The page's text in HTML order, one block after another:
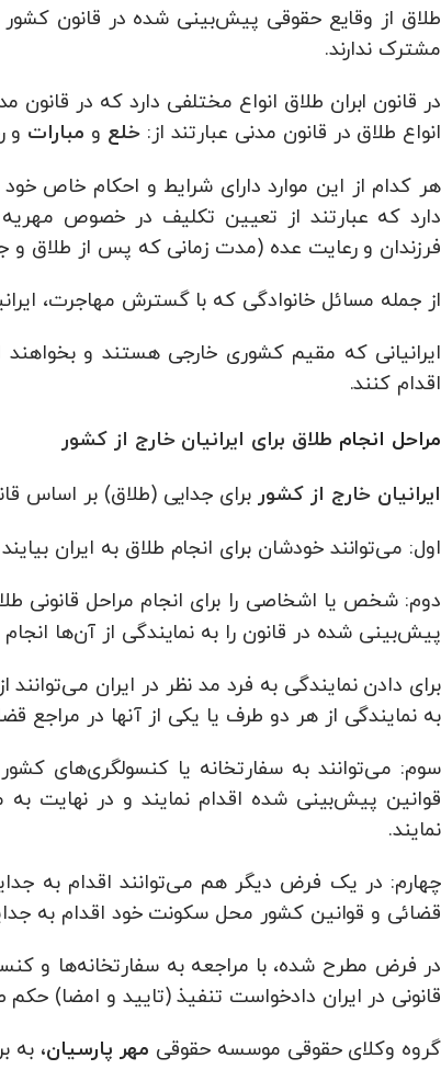
طلاق از وقایع حقوقی پیش‌بینی شده در قانون
مشترک ندارند.
در قانون ابران طلاق انواع مختلفی دارد که در
انواع طلاق در قانون مدنی عبارتند از:خلع و مبارات و
هر کدام از این موارد دارای شرایط و احکام خاص
دارد که عبارتند از تعیین تکلیف در خصوص
فرزندان و رعایت عده (مدت زمانی که پس از طلاق و
از جمله مسائل خانوادگی که با گسترش مهاجرت،
ایرانیانی که مقیم کشوری خارجی هستند و
اقدام کنند.
مراحل انجام طلاق برای ایرانیان خارج از کشور
ایرانیان خارج از کشور برای جدایی (طلاق) بر اساس
اول: می‌توانند خودشان برای انجام طلاق به ایران
دوم: شخص یا اشخاصی را برای انجام مراحل قانونی
پیش‌بینی شده در قانون را به نمایندگی از آن‌ها
برای دادن نمایندگی به فرد مد نظر در ایران
به نمایندگی از هر دو طرف یا یکی از آنها در مراجع
سوم: می‌توانند به سفارتخانه یا کنسولگری‌های
قوانین پیش‌بینی شده اقدام نمایند و در نهایت
نمایند.
چهارم: در یک فرض دیگر هم می‌توانند اقدام به
قضائی و قوانین کشور محل سکونت خود اقدام به
در فرض مطرح شده، با مراجعه به سفارتخانه‌ها و
قانونی در ایران دادخواست تنفیذ (تایید و امضا)
گروه وکلای حقوقی موسسه حقوقی مهر پارسیان، به